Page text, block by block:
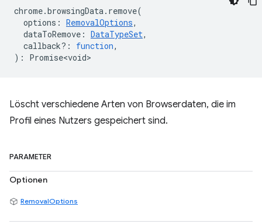
chrome.browsingData. remove(
options : RemovalOptions,
dataToRemove : DataTypeSet,
callback? : function,
) : Promise<void>
Löscht verschiedene Arten von Browserdaten, die im
Profil eines Nutzers gespeichert sind.
PARAMETER
Optionen
RemovalOptions